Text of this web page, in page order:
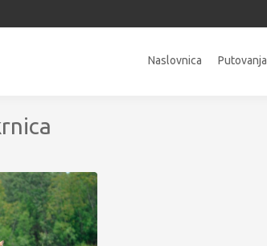
Naslovnica Putovanja